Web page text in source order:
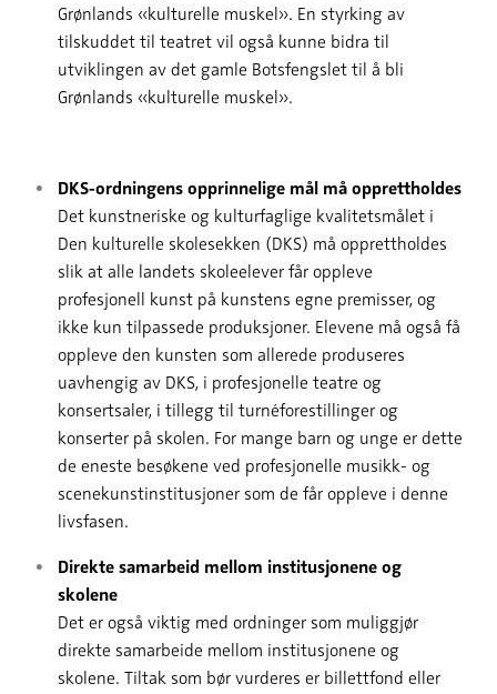
Grønlands «kulturelle muskel». En styrking av
tilskuddet til teatret vil også kunne bidra til
utviklingen av det gamle Botsfengslet til å bli
Grønlands «kulturelle muskel».
DKS-ordningens opprinnelige mål må opprettholdes
Det kunstneriske og kulturfaglige kvalitetsmålet i
Den kulturelle skolesekken (DKS) må opprettholdes
slik at alle landets skoleelever får oppleve
profesjonell kunst på kunstens egne premisser, og
ikke kun tilpassede produksjoner. Elevene må også få
oppleve den kunsten som allerede produseres
uavhengig av DKS, i profesjonelle teatre og
konsertsaler, i tillegg til turnéforestillinger og
konserter på skolen. For mange barn og unge er dette
de eneste besøkene ved profesjonelle musikk- og
scenekunstinstitusjoner som de får oppleve i denne
livsfasen.
Direkte samarbeid mellom institusjonene og
skolene
Det er også viktig med ordninger som muliggjør
direkte samarbeide mellom institusjonene og
skolene. Tiltak som bør vurderes er billettfond eller